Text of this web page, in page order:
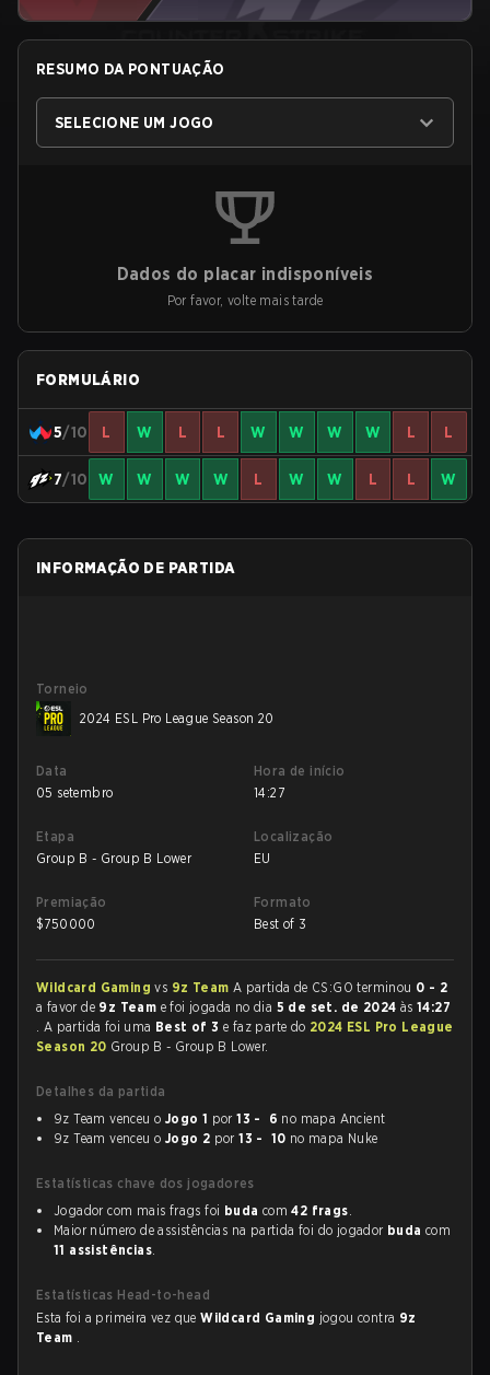
RESUMO DA PONTUAÇÃO
SELECIONE UM JOGO
Dados do placar indisponíveis
Por favor, volte mais tarde
FORMULÁRIO
5/10 L W L L W W W W L L
7/10 W W W W L W W L L W
INFORMAÇÃO DE PARTIDA
Torneio
2024 ESL Pro League Season 20
Data
05 setembro
Hora de início
14:27
Etapa
Group B - Group B Lower
Localização
EU
Premiação
$750000
Formato
Best of 3
Wildcard Gamingvs 9z Team A partida de CS:GO terminou 0 - 2
a favor de 9z Team e foi jogada no dia 5 de set. de 2024 às14:27
. A partida foi uma Best of 3 e faz parte do 2024 ESL Pro League
Season 20 Group B - Group B Lower.
Detalhes da partida
9z Team venceu o Jogo 1 por13 - 6 no mapa Ancient
9z Team venceu o Jogo 2 por13 - 10 no mapa Nuke
Estatísticas chave dos jogadores
Jogador com mais frags foi buda com42 frags.
Maior número de assistências na partida foi do jogador buda com
11 assistências.
Estatísticas Head-to-head
Esta foi a primeira vez queWildcard Gaming jogou contra 9z
Team .